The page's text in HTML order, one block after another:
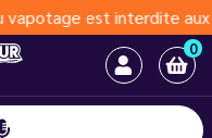
est interdite aux
0